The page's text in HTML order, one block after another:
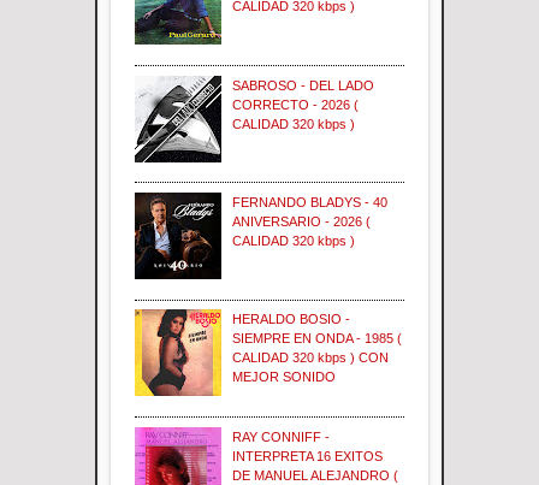
CALIDAD 320 kbps )
SABROSO - DEL LADO
CORRECTO - 2026 (
CALIDAD 320 kbps )
FERNANDO BLADYS - 40
ANIVERSARIO - 2026 (
CALIDAD 320 kbps )
HERALDO BOSIO -
SIEMPRE EN ONDA - 1985 (
CALIDAD 320 kbps ) CON
MEJOR SONIDO
RAY CONNIFF -
INTERPRETA 16 EXITOS
DE MANUEL ALEJANDRO (